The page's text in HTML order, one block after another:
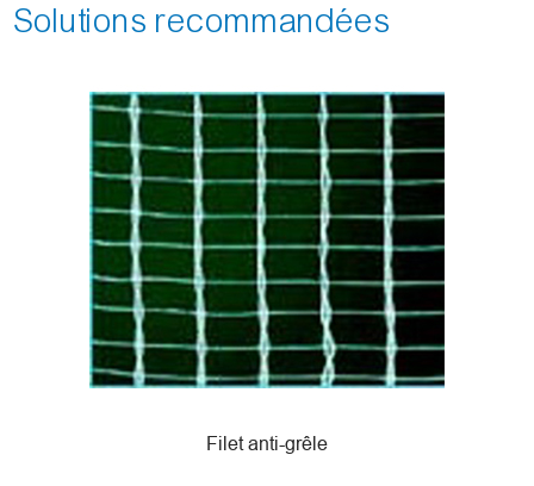
Solutions recommandées
Filet anti-grêle